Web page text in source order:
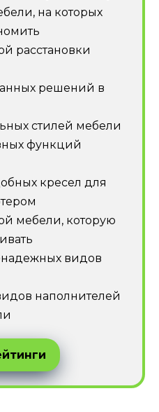
на которых
расстановки
решений в
стилей мебели
функций
кресел для
мебели, которую
видов
наполнителей